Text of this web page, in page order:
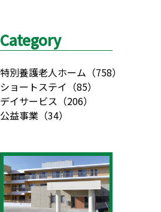
Category
特別養護老人ホーム （758）
ショートステイ （85）
デイサービス （206）
公益事業 （34）